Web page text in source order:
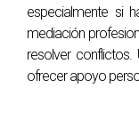
Preparación
La preparación
esencial que
especialmente si
mediación
resolver conflictos.
ofrecer apoyo